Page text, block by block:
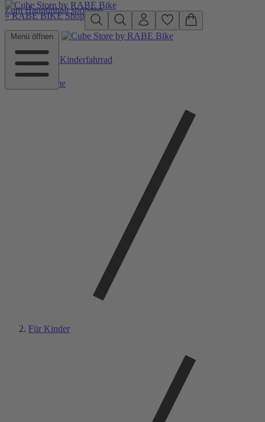
Zum Hauptinhalt springen
»RABE BIKE Shop
Menü öffnen
Zurück zu Kinderfahrrad
Home
Für Kinder